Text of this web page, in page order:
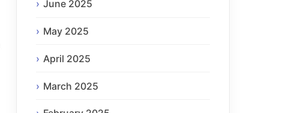
June 2025
May 2025
April 2025
March 2025